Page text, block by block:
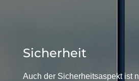
Sicherheit
Auch der Sicherheitsaspekt ist